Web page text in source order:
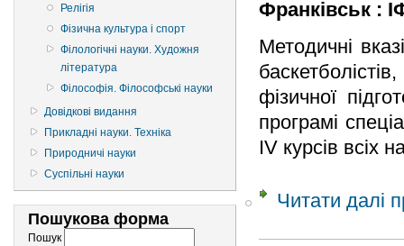
Релігія
Фізична культура і спорт
Філологічні науки. Художня
література
Філософія. Філософські науки
Довідкові видання
Прикладні науки. Техніка
Природничі науки
Суспільні науки
Пошукова форма
Пошук
Франківськ :
Методичні
фізичної
програмі
ІV курсів всіх
Читати далі